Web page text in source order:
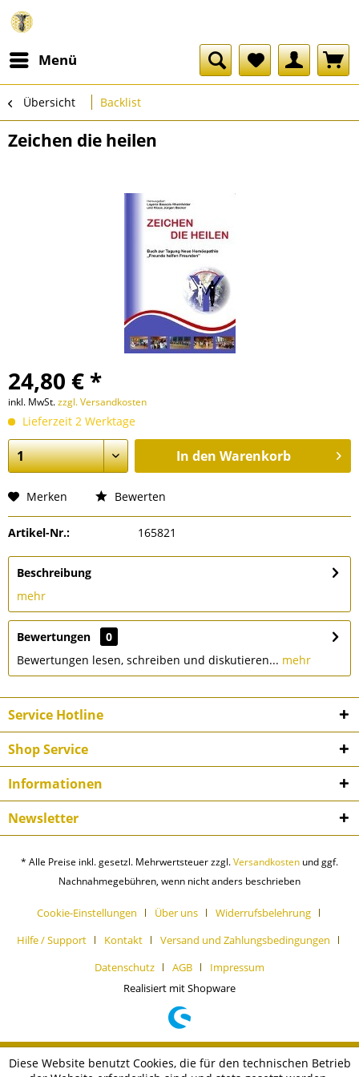
Menü
Übersicht Backlist
Zeichen die heilen
24,80 € *
inkl. MwSt.zzgl. Versandkosten
Lieferzeit 2 Werktage
In den Warenkorb
Merken Bewerten
Artikel-Nr.: 165821
Beschreibung
mehr
Bewertungen
0
Bewertungen lesen, schreiben und diskutieren... mehr
Service Hotline
Shop Service
Informationen
Newsletter
* Alle Preise inkl. gesetzl. Mehrwertsteuer zzgl.Versandkosten und ggf.
Nachnahmegebühren, wenn nicht anders beschrieben
Cookie-Einstellungen Über uns
Widerrufsbelehrung
Hilfe / Support
Kontakt
Versand und Zahlungsbedingungen
Datenschutz
AGB
Impressum
Realisiert mit Shopware
Diese Website benutzt Cookies, die für den technischen Betrieb